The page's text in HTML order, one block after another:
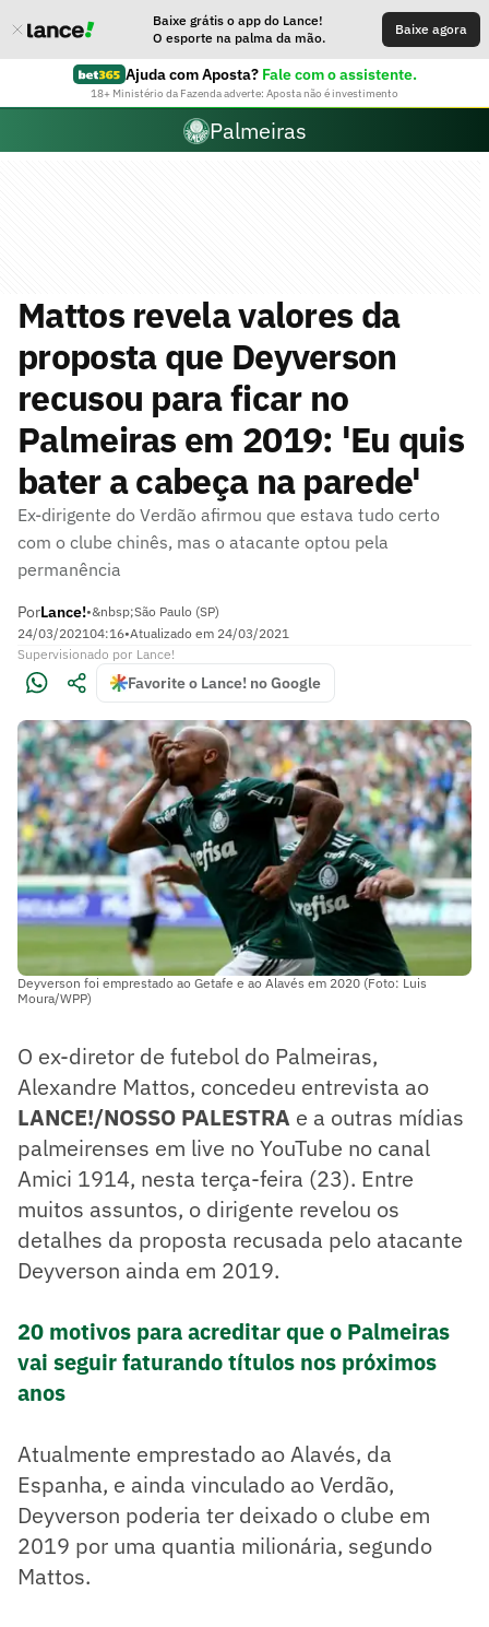
Baixe grátis o app do Lance!
O esporte na palma da mão.
Baixe agora
Ajuda com Aposta? Fale com o assistente.
18+ Ministério da Fazenda adverte: Aposta não é investimento
Palmeiras
Mattos revela valores da
proposta que Deyverson
recusou para ficar no
Palmeiras em 2019: 'Eu quis
bater a cabeça na parede'
Ex-dirigente do Verdão afirmou que estava tudo certo
com o clube chinês, mas o atacante optou pela
permanência
PorLance!•&nbsp;São Paulo (SP)
24/03/202104:16•Atualizado em 24/03/2021
Supervisionado por Lance!
Favorite o Lance! no Google
Deyverson foi emprestado ao Getafe e ao Alavés em 2020 (Foto: Luis
Moura/WPP)
O ex-diretor de futebol do Palmeiras,
Alexandre Mattos, concedeu entrevista ao
LANCE!/NOSSO PALESTRA e a outras mídias
palmeirenses em live no YouTube no canal
Amici 1914, nesta terça-feira (23). Entre
muitos assuntos, o dirigente revelou os
detalhes da proposta recusada pelo atacante
Deyverson ainda em 2019.
20 motivos para acreditar que o Palmeiras
vai seguir faturando títulos nos próximos
anos
Atualmente emprestado ao Alavés, da
Espanha, e ainda vinculado ao Verdão,
Deyverson poderia ter deixado o clube em
2019 por uma quantia milionária, segundo
Mattos.